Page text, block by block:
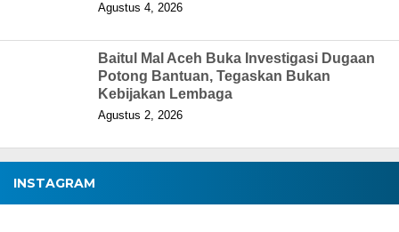
Agustus 4, 2026
Baitul Mal Aceh Buka Investigasi Dugaan
Potong Bantuan, Tegaskan Bukan
Kebijakan Lembaga
Agustus 2, 2026
INSTAGRAM